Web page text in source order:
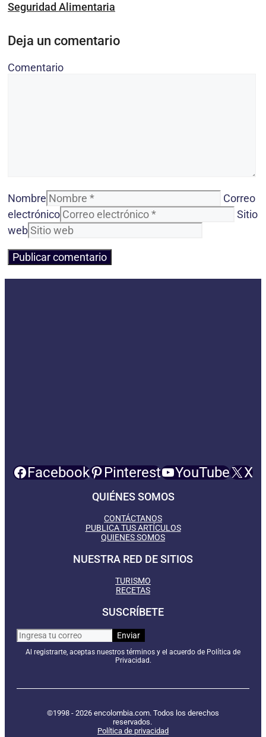
Seguridad Alimentaria
Deja un comentario
Comentario
Nombre
Correo
electrónico
Sitio
web
Facebook Pinterest YouTube X
QUIÉNES SOMOS
CONTÁCTANOS
PUBLICA TUS ARTÍCULOS
QUIENES SOMOS
NUESTRA RED DE SITIOS
TURISMO
RECETAS
SUSCRÍBETE
Al registrarte, aceptas nuestros términos y el acuerdo de Política de
Privacidad.
©1998 - 2026 encolombia.com. Todos los derechos
reservados.
Política de privacidad